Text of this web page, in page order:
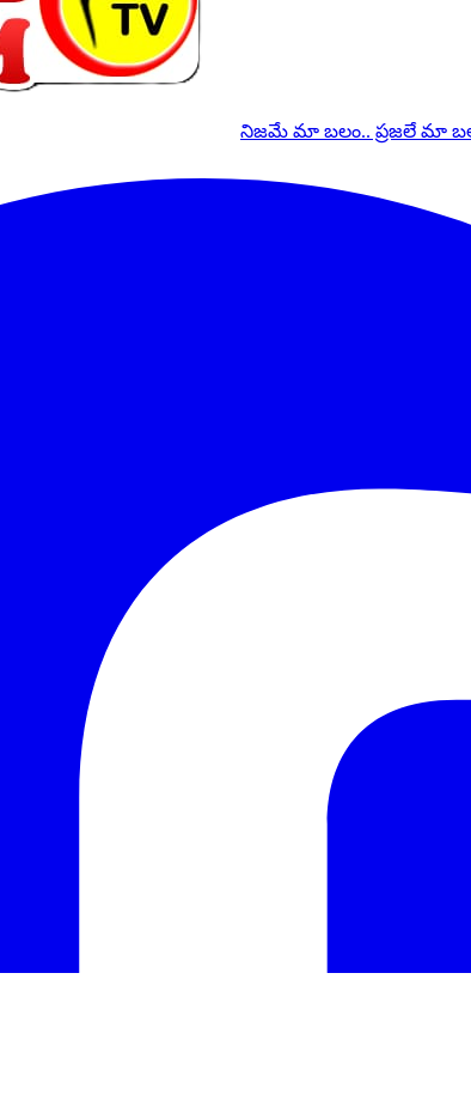
నిజమే మా బలం.. ప్రజలే మా